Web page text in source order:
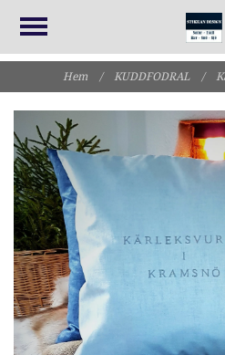
Hem / KUDDFODRAL /